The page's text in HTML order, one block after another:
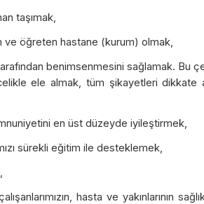
taşımak,
ve öğreten hastane (kurum) olmak,
benimsenmesini sağlamak. Bu
ele almak, tüm şikayetleri dikkate
en üst düzeyde iyileştirmek,
sürekli eğitim ile desteklemek,
hasta ve yakınlarının